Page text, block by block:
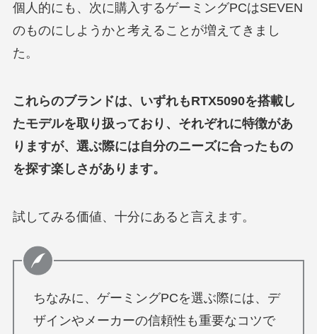
個人的にも、次に購入するゲーミングPCはSEVEN
のものにしようかと考えることが増えてきまし
た。
これらのブランドは、いずれもRTX5090を搭載し
たモデルを取り扱っており、それぞれに特徴があ
りますが、選ぶ際には自分のニーズに合ったもの
を探す楽しさがあります。
試してみる価値、十分にあると言えます。
ちなみに、ゲーミングPCを選ぶ際には、デ
ザインやメーカーの信頼性も重要なコツで